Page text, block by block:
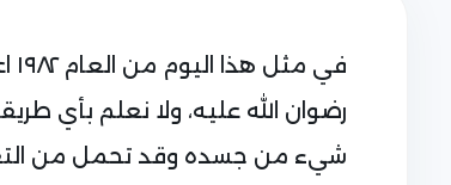
رضوان الله عليه، ولا نعلم بأي
شيء من جسده وقد تحمل من